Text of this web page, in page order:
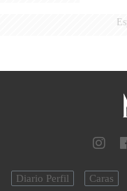
Diario Perfil Caras